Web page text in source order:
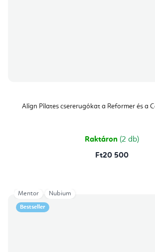
Align Pilates csererugókat a Reformer és a
Raktáron (2 db)
Ft20 500
Bestseller
Mentor Nubium